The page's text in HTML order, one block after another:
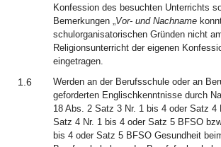
Konfession des besuchten Unterrichts
Bemerkungen „Vor- und Nachname
schulorganisatorischen Gründen nicht
Religionsunterricht der eigenen
eingetragen.
1.6
Werden an der Berufsschule oder an
geforderten Englischkenntnisse durch
18 Abs. 2 Satz 3 Nr. 1 bis 4 oder Satz 4
Satz 4 Nr. 1 bis 4 oder Satz 5 BFSO
bis 4 oder Satz 5 BFSO Gesundheit